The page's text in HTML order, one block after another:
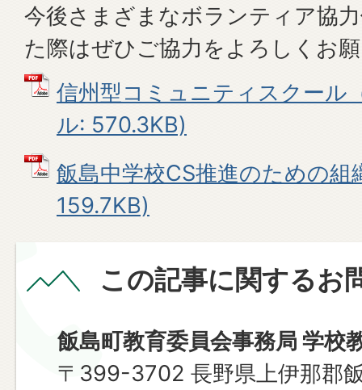
今後さまざまなボランティア協
た際はぜひご協力をよろしくお
信州型コミュニティスクール
ル: 570.3KB)
飯島中学校CS推進のための組
159.7KB)
この記事に関するお
飯島町教育委員会事務局 学校
〒399-3702 長野県上伊那郡